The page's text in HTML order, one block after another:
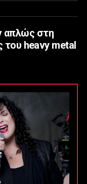
απλώς στη
του heavy metal